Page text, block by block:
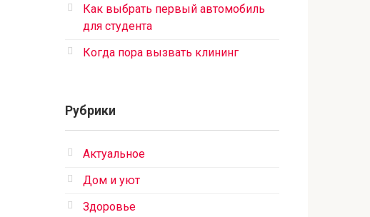
Как выбрать первый автомобиль
для студента
Когда пора вызвать клининг
Рубрики
Актуальное
Дом и уют
Здоровье